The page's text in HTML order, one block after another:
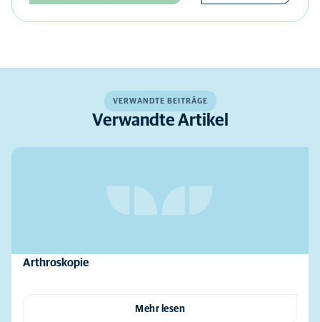
VERWANDTE BEITRÄGE
Verwandte Artikel
Arthroskopie
Mehr lesen